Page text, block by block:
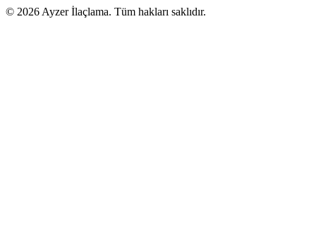
© 2026 Ayzer İlaçlama. Tüm hakları saklıdır.